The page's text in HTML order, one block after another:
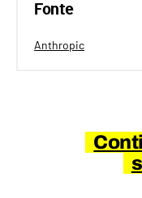
Fonte
Anthropic